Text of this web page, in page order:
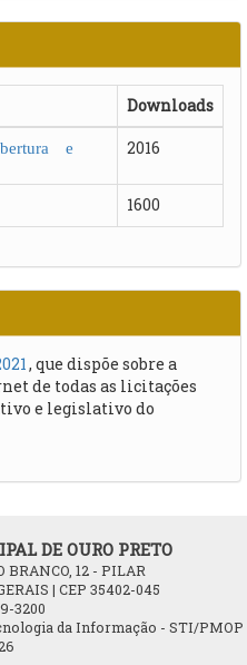
Downloads
e
2016
1600
, que dispõe sobre a
de todas as licitações
e legislativo do
DE OURO PRETO
BRANCO, 12 - PILAR
| CEP 35402-045
3200
da Informação - STI/PMOP